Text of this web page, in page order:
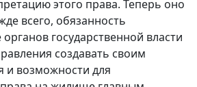
этого права. Теперь оно
всего, обязанность
органов государственной власти
создавать своим
и возможности для